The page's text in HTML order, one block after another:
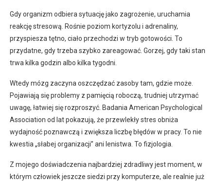
Gdy organizm odbiera sytuację jako zagrożenie, uruchamia
reakcję stresową. Rośnie poziom kortyzolu i adrenaliny,
przyspiesza tętno, ciało przechodzi w tryb gotowości. To
przydatne, gdy trzeba szybko zareagować. Gorzej, gdy taki stan
trwa kilka godzin albo kilka tygodni.
Wtedy mózg zaczyna oszczędzać zasoby tam, gdzie może.
Pojawiają się problemy z pamięcią roboczą, trudniej utrzymać
uwagę, łatwiej się rozproszyć. Badania American Psychological
Association od lat pokazują, że przewlekły stres obniża
wydajność poznawczą i zwiększa liczbę błędów w pracy. To nie
kwestia „słabej organizacji” ani lenistwa. To fizjologia.
Z mojego doświadczenia najbardziej zdradliwy jest moment, w
którym człowiek jeszcze siedzi przy komputerze, ale realnie już